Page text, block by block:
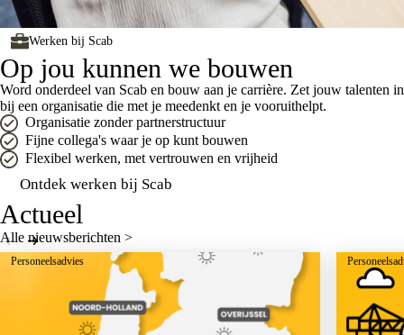
Werken bij Scab
Op jou kunnen we bouwen
Word onderdeel van Scab en bouw aan je carrière. Zet jouw talenten in
bij een organisatie die met je meedenkt en je vooruithelpt.
Organisatie zonder partnerstructuur
Fijne collega's waar je op kunt bouwen
Flexibel werken, met vertrouwen en vrijheid
Ontdek werken bij Scab
Actueel
Alle nieuwsberichten >
Personeelsadvies